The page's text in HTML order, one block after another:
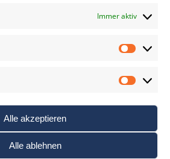
Immer aktiv
Alle akzeptieren
Alle ablehnen